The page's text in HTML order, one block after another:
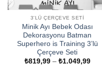
3'LÜ ÇERÇEVE SETI
Minik Ayı Bebek Odası
Dekorasyonu Batman
Superhero is Training 3’lü
Çerçeve Seti
₺819,99 – ₺1.049,99Fiyat